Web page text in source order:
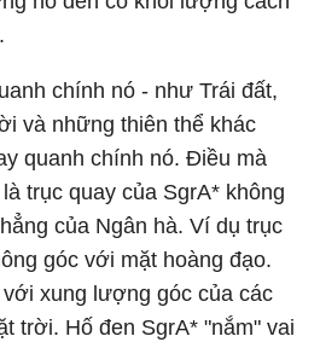
chính nó - như Trái đất,
và những thiên thể khác
quanh chính nó. Điều mà
trục quay của SgrA* không
của Ngân hà. Ví dụ trục
góc với mặt hoàng đạo.
xung lượng góc của các
trời. Hố đen SgrA* "nắm" vai